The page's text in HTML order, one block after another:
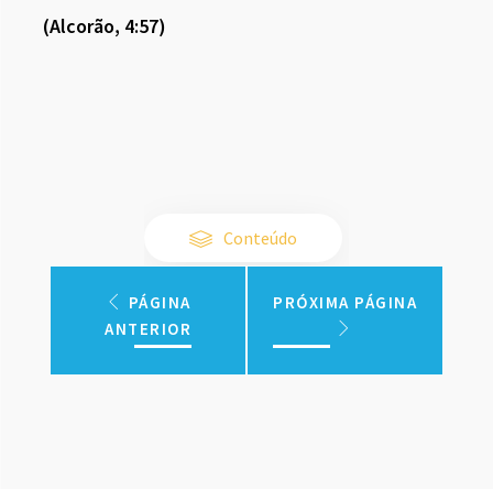
(Alcorão, 4:57)
Conteúdo
PÁGINA
ANTERIOR
PRÓXIMA PÁGINA